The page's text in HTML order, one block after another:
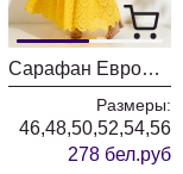
Сарафан ЕвроМода 705 желтый
Размеры:
46,48,50,52,54,56
278 бел.руб